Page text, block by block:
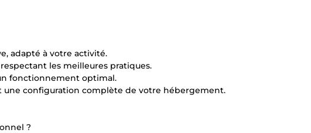
adapté à votre activité.
les meilleures pratiques.
fonctionnement optimal.
une configuration complète de votre hébergement.
?